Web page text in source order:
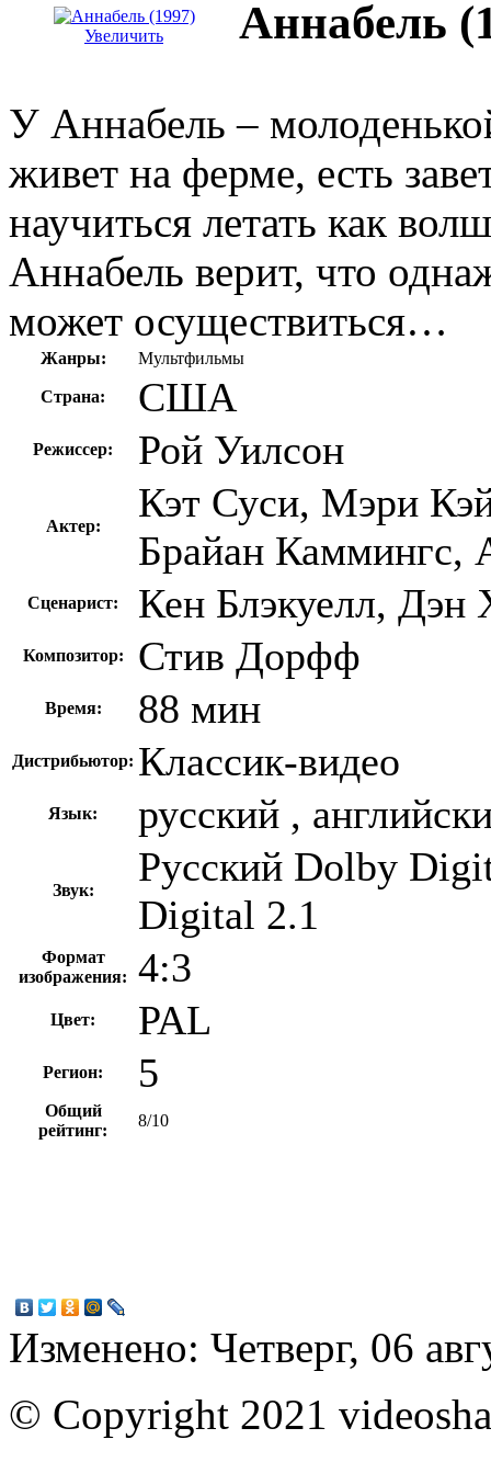
Увеличить Аннабель
У Аннабель –
живет на ферме, есть
научиться летать как
Аннабель верит, что
может осуществиться…
Жанры: Мультфильмы
Страна: США
Режиссер: Рой Уилсон
Актер:
Кэт Суси, Мэри
Брайан Каммингс,
Сценарист: Кен Блэкуелл,
Композитор: Стив Дорфф
Время: 88 мин
Дистрибьютор: Классик-видео
Язык: русский ,
Звук:
Русский Dolby
Digital 2.1
Формат
изображения:
4:3
Цвет: PAL
Регион: 5
Общий
рейтинг:
8/10
Изменено: Четверг, 06
© Copyright 2021